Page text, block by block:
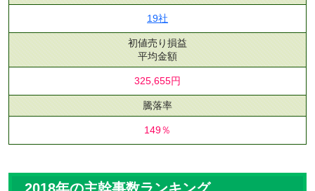
19社
初値売り損益
平均金額
325,655円
騰落率
149％